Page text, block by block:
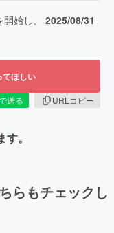
始し、 2025/08/31
てほしい
送る
URLコピー
。
らもチェックし